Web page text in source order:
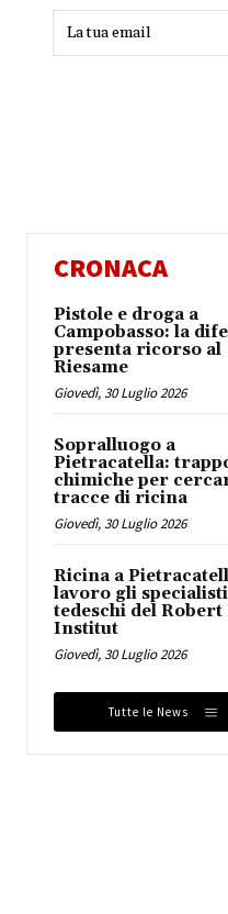
CRONACA
Pistole e droga a
Campobasso: la
presenta ricorso al
Riesame
Giovedì, 30 Luglio 2026
Sopralluogo a
Pietracatella:
chimiche per
tracce di ricina
Giovedì, 30 Luglio 2026
Ricina a
lavoro gli specialisti
tedeschi del Robert
Institut
Giovedì, 30 Luglio 2026
Tutte le News